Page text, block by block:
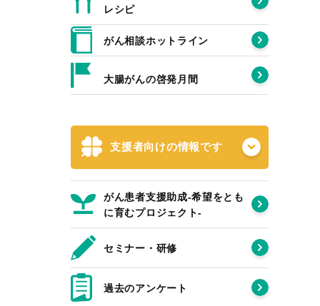
レシピ
がん相談ホットライン
大腸がんの啓発月間
支援者向けの情報です
がん患者支援助成-希望をとも
に育むプロジェクト‐
セミナー・研修
過去のアンケート